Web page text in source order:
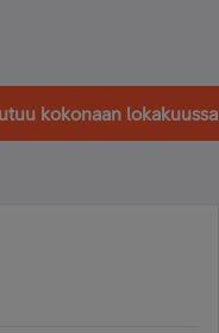
kokonaan lokakuussa